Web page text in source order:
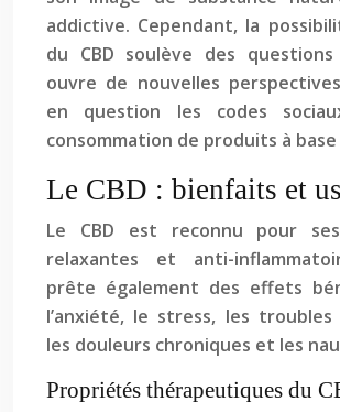
addictive. Cependant, la
du CBD soulève des
ouvre de nouvelles
en question les codes
consommation de produits à base
Le CBD : bienfaits et
Le CBD est reconnu pour
relaxantes et anti-
prête également des effets
l’anxiété, le stress, les troubles
les douleurs chroniques et les
Propriétés thérapeutiques du